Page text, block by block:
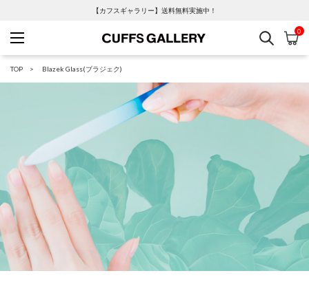
【カフスギャラリー】送料無料実施中！
Cuffs Gallery
検索 カ
0
TOP Blazek Glass(ブラジェク)